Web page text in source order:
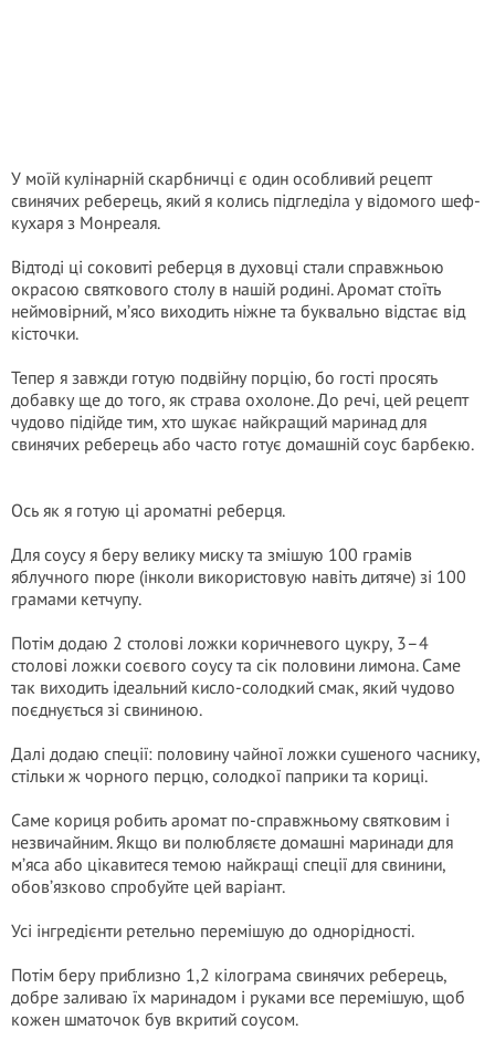
У моїй кулінарній скарбничці є один особливий рецепт
свинячих реберець, який я колись підгледіла у відомого шеф-
кухаря з Монреаля.
Відтоді ці соковиті реберця в духовці стали справжньою
окрасою святкового столу в нашій родині. Аромат стоїть
неймовірний, м’ясо виходить ніжне та буквально відстає від
кісточки.
Тепер я завжди готую подвійну порцію, бо гості просять
добавку ще до того, як страва охолоне. До речі, цей рецепт
чудово підійде тим, хто шукає найкращий маринад для
свинячих реберець або часто готує домашній соус барбекю.
Ось як я готую ці ароматні реберця.
Для соусу я беру велику миску та змішую 100 грамів
яблучного пюре (інколи використовую навіть дитяче) зі 100
грамами кетчупу.
Потім додаю 2 столові ложки коричневого цукру, 3–4
столові ложки соєвого соусу та сік половини лимона. Саме
так виходить ідеальний кисло-солодкий смак, який чудово
поєднується зі свининою.
Далі додаю спеції: половину чайної ложки сушеного часнику,
стільки ж чорного перцю, солодкої паприки та кориці.
Саме кориця робить аромат по-справжньому святковим і
незвичайним. Якщо ви полюбляєте домашні маринади для
м’яса або цікавитеся темою найкращі спеції для свинини,
обов’язково спробуйте цей варіант.
Усі інгредієнти ретельно перемішую до однорідності.
Потім беру приблизно 1,2 кілограма свинячих реберець,
добре заливаю їх маринадом і руками все перемішую, щоб
кожен шматочок був вкритий соусом.